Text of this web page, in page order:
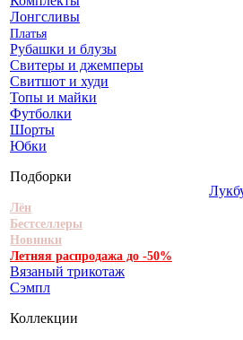
Лонгсливы
Платья
Рубашки и блузы
Свитеры и джемперы
Свитшот и худи
Топы и майки
Футболки
Шорты
Юбки
Подборки
Лён
Бестселлеры
Новинки
Летняя распродажа до -50%
Вязаный трикотаж
Сэмпл
Коллекции